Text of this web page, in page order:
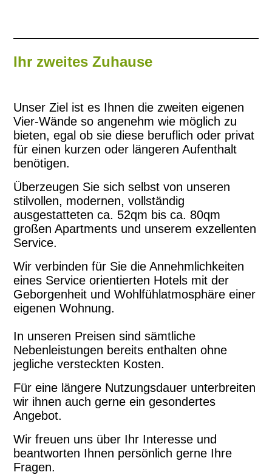
Ihr zweites Zuhause
Unser Ziel ist es Ihnen die zweiten eigenen
Vier-Wände so angenehm wie möglich zu
bieten, egal ob sie diese beruflich oder privat
für einen kurzen oder längeren Aufenthalt
benötigen.
Überzeugen Sie sich selbst von unseren
stilvollen, modernen, vollständig
ausgestatteten ca. 52qm bis ca. 80qm
großen Apartments und unserem exzellenten
Service.
Wir verbinden für Sie die Annehmlichkeiten
eines Service orientierten Hotels mit der
Geborgenheit und Wohlfühlatmosphäre einer
eigenen Wohnung.
In unseren Preisen sind sämtliche
Nebenleistungen bereits enthalten ohne
jegliche versteckten Kosten.
Für eine längere Nutzungsdauer unterbreiten
wir ihnen auch gerne ein gesondertes
Angebot.
Wir freuen uns über Ihr Interesse und
beantworten Ihnen persönlich gerne Ihre
Fragen.